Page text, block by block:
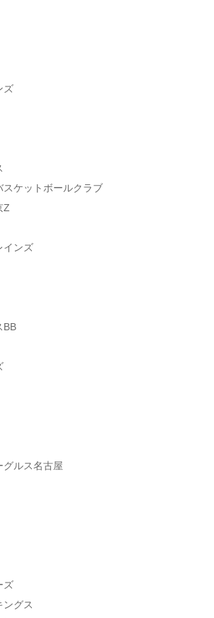
ズ
ケットボールクラブ
Z
インズ
BB
グルス名古屋
ズ
ングス